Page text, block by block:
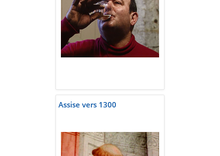
Assise vers 1300